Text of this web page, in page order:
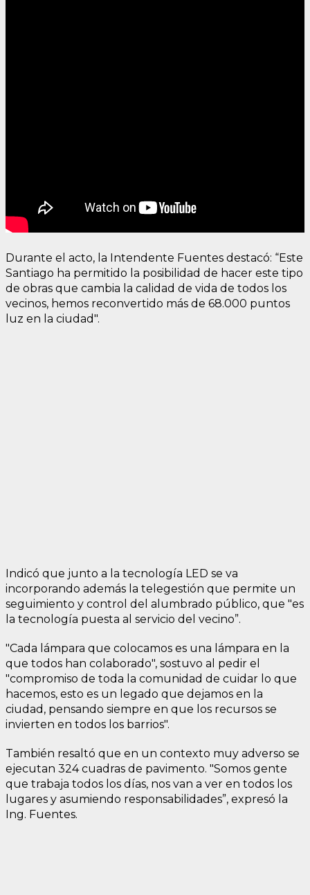
Durante el acto, la Intendente Fuentes destacó: “Este
Santiago ha permitido la posibilidad de hacer este tipo
de obras que cambia la calidad de vida de todos los
vecinos, hemos reconvertido más de 68.000 puntos
luz en la ciudad".
Indicó que junto a la tecnología LED se va
incorporando además la telegestión que permite un
seguimiento y control del alumbrado público, que "es
la tecnología puesta al servicio del vecino”.
"Cada lámpara que colocamos es una lámpara en la
que todos han colaborado", sostuvo al pedir el
"compromiso de toda la comunidad de cuidar lo que
hacemos, esto es un legado que dejamos en la
ciudad, pensando siempre en que los recursos se
invierten en todos los barrios".
También resaltó que en un contexto muy adverso se
ejecutan 324 cuadras de pavimento. "Somos gente
que trabaja todos los días, nos van a ver en todos los
lugares y asumiendo responsabilidades”, expresó la
Ing. Fuentes.